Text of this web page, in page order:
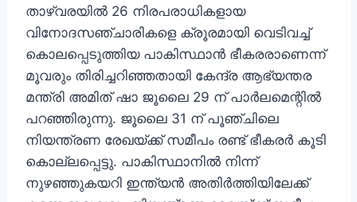
താഴ്‌വരയിൽ 26 നിരപരാധികളായ
വിനോദസഞ്ചാരികളെ ക്രൂരമായി വെടിവച്ച്
കൊലപ്പെടുത്തിയ പാകിസ്ഥാൻ ഭീകരരാണെന്ന്
മൂവരും തിരിച്ചറിഞ്ഞതായി കേന്ദ്ര ആഭ്യന്തര
മന്ത്രി അമിത് ഷാ ജൂലൈ 29 ന് പാർലമെന്റിൽ
പറഞ്ഞിരുന്നു. ജൂലൈ 31 ന് പൂഞ്ചിലെ
നിയന്ത്രണ രേഖയ്ക്ക് സമീപം രണ്ട് ഭീകരർ കൂടി
കൊല്ലപ്പെട്ടു. പാകിസ്ഥാനിൽ നിന്ന്
നുഴഞ്ഞുകയറി ഇന്ത്യൻ അതിർത്തിയിലേക്ക്